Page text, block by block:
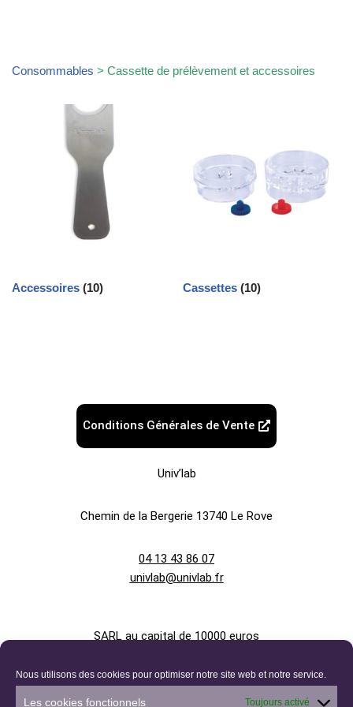
Nous utilisons des cookies pour optimiser notre site web et notre service.
Les cookies fonctionnels Toujours activé
Consommables > Cassette de prélèvement et accessoires
Accessoires (10) Cassettes(10)
Conditions Générales de Vente
Univ’lab
Chemin de la Bergerie 13740 Le Rove
04 13 43 86 07
univlab@univlab.fr
SARL au capital de 10000 euros
880 336 524 R.C.S. AIX-EN-PROVENCE